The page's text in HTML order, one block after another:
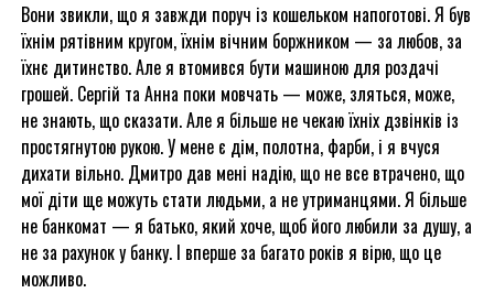
Вони звикли, що я завжди поруч із кошельком напоготові. Я був
їхнім рятівним кругом, їхнім вічним боржником — за любов, за
їхнє дитинство. Але я втомився бути машиною для роздачі
грошей. Сергій та Анна поки мовчать — може, зляться, може,
не знають, що сказати. Але я більше не чекаю їхніх дзвінків із
простягнутою рукою. У мене є дім, полотна, фарби, і я вчуся
дихати вільно. Дмитро дав мені надію, що не все втрачено, що
мої діти ще можуть стати людьми, а не утриманцями. Я більше
не банкомат — я батько, який хоче, щоб його любили за душу, а
не за рахунок у банку. І вперше за багато років я вірю, що це
можливо.